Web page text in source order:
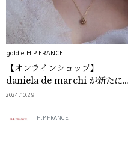
goldie H.P.FRANCE
【オンラインショップ】
daniela de marchi が新たに
入荷！
2024.10.29
H.P.FRANCE